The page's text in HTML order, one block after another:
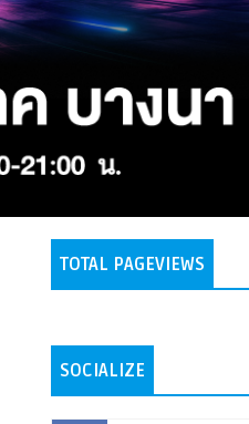
TOTAL PAGEVIEWS
SOCIALIZE